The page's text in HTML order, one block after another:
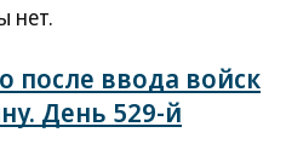
нет.
после ввода войск
День 529-й